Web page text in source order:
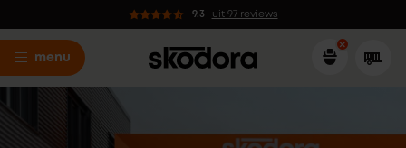
9.3 uit 97 reviews
menu